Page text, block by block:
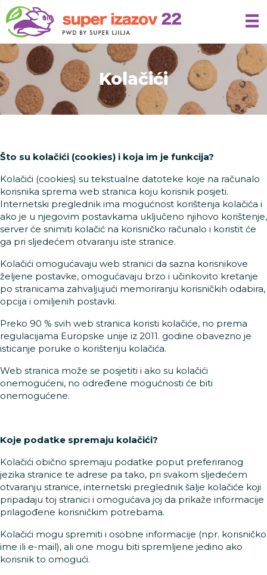
Kolačići
Što su kolačići (cookies) i koja im je funkcija?
Kolačići (cookies) su tekstualne datoteke koje na računalo
korisnika sprema web stranica koju korisnik posjeti.
Internetski preglednik ima mogućnost korištenja kolačića i
ako je u njegovim postavkama uključeno njihovo korištenje,
server će snimiti kolačić na korisničko računalo i koristit će
ga pri sljedećem otvaranju iste stranice.
Kolačići omogućavaju web stranici da sazna korisnikove
željene postavke, omogućavaju brzo i učinkovito kretanje
po stranicama zahvaljujući memoriranju korisničkih odabira,
opcija i omiljenih postavki.
Preko 90 % svih web stranica koristi kolačiće, no prema
regulacijama Europske unije iz 2011. godine obavezno je
isticanje poruke o korištenju kolačića.
Web stranica može se posjetiti i ako su kolačići
onemogućeni, no određene mogućnosti će biti
onemogućene.
Koje podatke spremaju kolačići?
Kolačići obično spremaju podatke poput preferiranog
jezika stranice te adrese pa tako, pri svakom sljedećem
otvaranju stranice, internetski preglednik šalje kolačiće koji
pripadaju toj stranici i omogućava joj da prikaže informacije
prilagođene korisničkim potrebama.
Kolačići mogu spremiti i osobne informacije (npr. korisničko
ime ili e-mail), ali one mogu biti spremljene jedino ako
korisnik to omogući.